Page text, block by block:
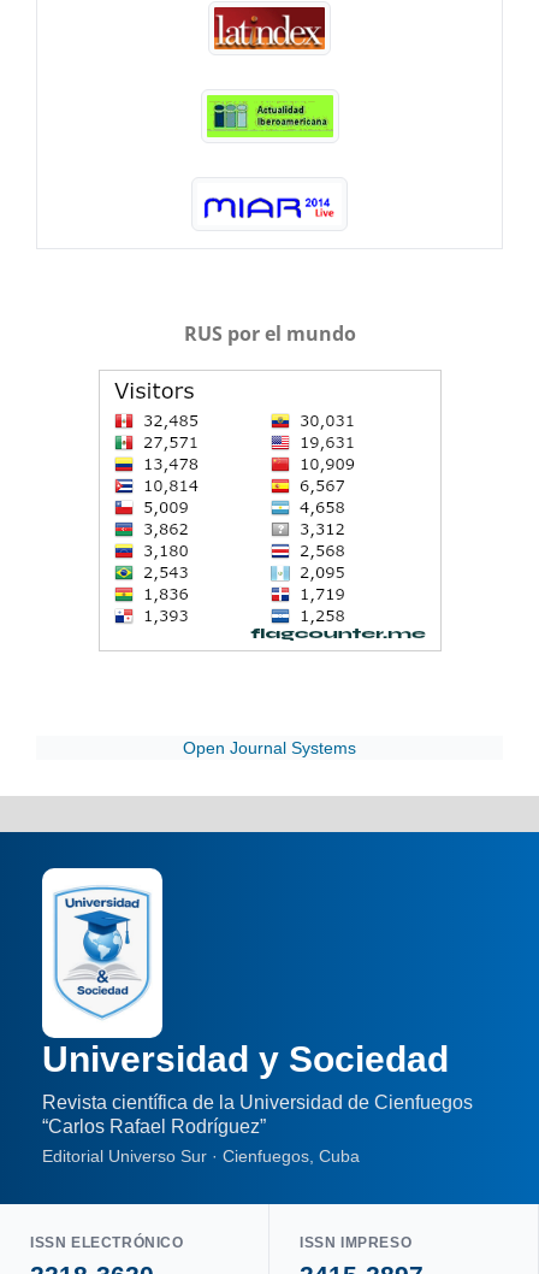
RUS por el mundo
Open Journal Systems
Universidad y Sociedad
Revista científica de la Universidad de Cienfuegos
“Carlos Rafael Rodríguez”
Editorial Universo Sur · Cienfuegos, Cuba
ISSN ELECTRÓNICO ISSN IMPRESO